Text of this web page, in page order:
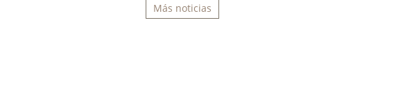
Más noticias